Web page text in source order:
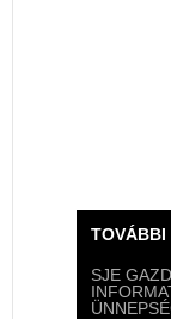
TOVÁBBI
SJE